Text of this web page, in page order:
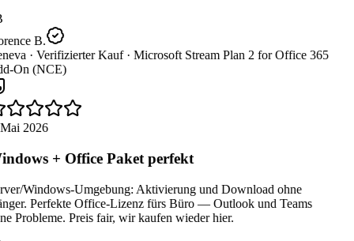
B.
· Verifizierter Kauf · Microsoft Stream Plan 2 for Office 365
On (NCE)
2026
+ Office Paket perfekt
Windows-Umgebung: Aktivierung und Download ohne
Perfekte Office-Lizenz fürs Büro — Outlook und Teams
Probleme. Preis fair, wir kaufen wieder hier.